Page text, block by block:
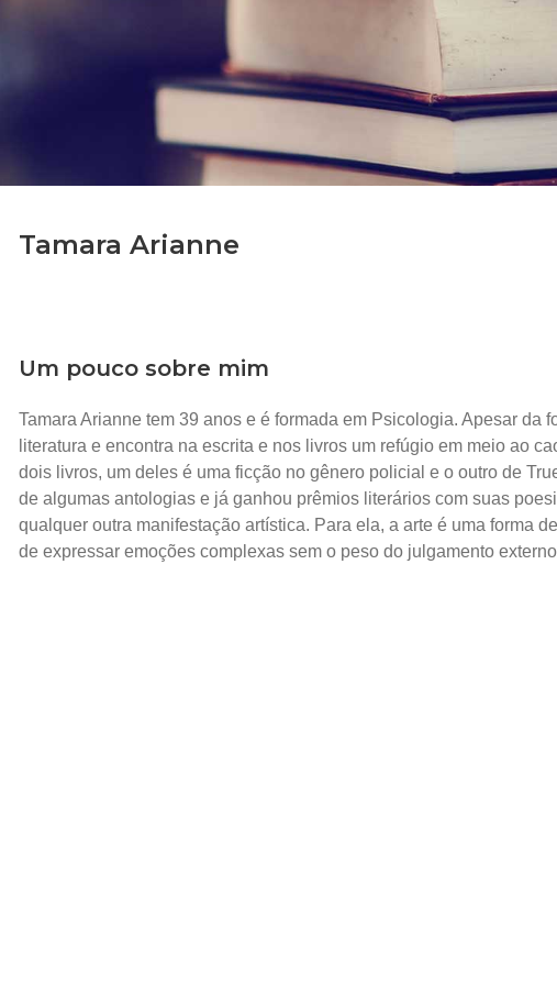
Tamara Arianne
Um pouco sobre mim
Tamara Arianne tem 39 anos e é formada em Psicologia. Apesar da
literatura e encontra na escrita e nos livros um refúgio em meio ao
dois livros, um deles é uma ficção no gênero policial e o outro de
de algumas antologias e já ganhou prêmios literários com suas
qualquer outra manifestação artística. Para ela, a arte é uma forma
de expressar emoções complexas sem o peso do julgamento